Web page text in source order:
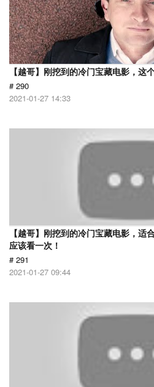
【越哥】刚挖到的冷门宝藏电影，这
# 290
2021-01-27 14:33
【越哥】刚挖到的冷门宝藏电影，适
应该看一次！
# 291
2021-01-27 09:44